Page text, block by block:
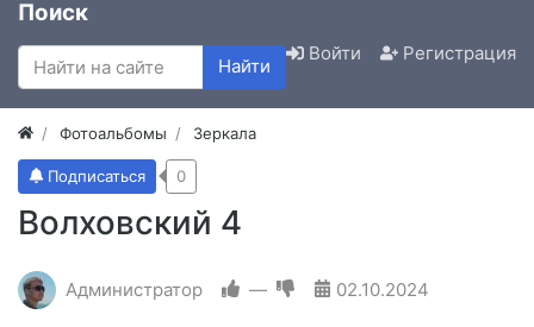
Поиск
Найти
Войти Регистрация
Фотоальбомы Зеркала
Волховский 4
Подписаться 0
Администратор — 02.10.2024